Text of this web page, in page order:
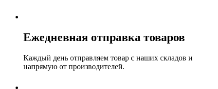
Ежедневная отправка товаров
Каждый день отправляем товар с наших складов и
напрямую от производителей.